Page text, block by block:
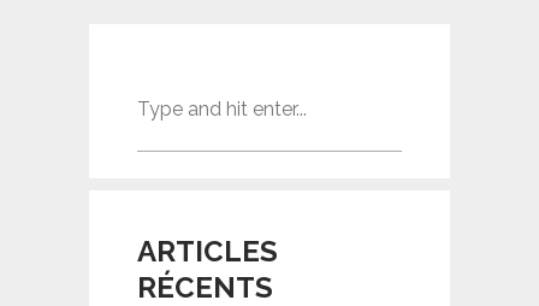
ARTICLES
RÉCENTS